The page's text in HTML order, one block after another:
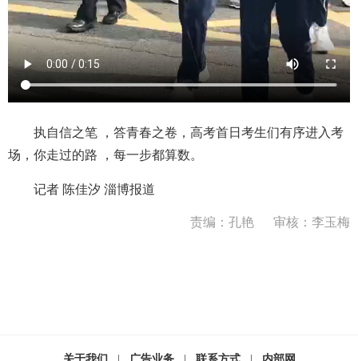
执自信之笔 ，答青春之卷，高考首日考生们有序进入考
场，你走过的路 ，每一步都算数。
记者 陈佳汐 淄博报道
责编：孔艳 审核：李玉梅